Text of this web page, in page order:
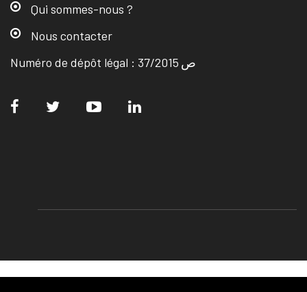
Qui sommes-nous ?
Nous contacter
Numéro de dépôt légal : ص 37/2015